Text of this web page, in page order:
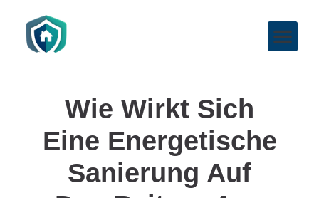
Wie Wirkt Sich
Eine Energetische
Sanierung Auf